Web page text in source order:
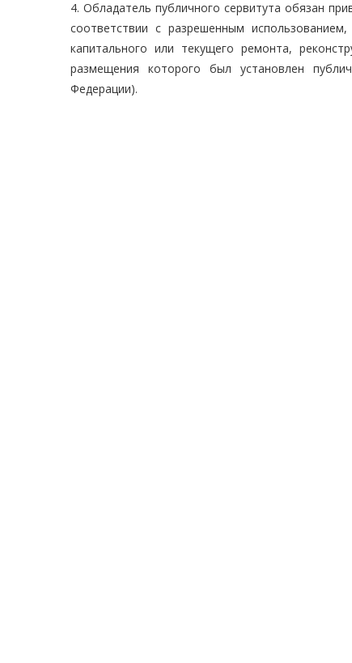
4. Обладатель публичного сервитута обязан
соответствии с разрешенным
капитального или текущего ремонта,
размещения которого был установлен
Федерации).